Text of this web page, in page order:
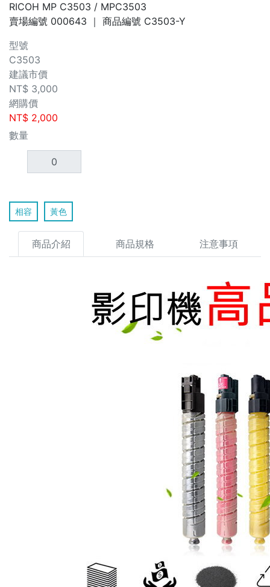
RICOH MP C3503 / MPC3503
賣場編號 000643 ｜ 商品編號 C3503-Y
型號
C3503
建議市價
NT$ 3,000
網購價
NT$ 2,000
數量
相容 黃色
商品介紹 商品規格 注意事項